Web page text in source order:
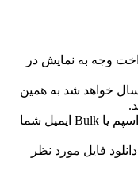
وجه به نمایش در
خواهد شد به همین
ممکن است ایمیل ارسالی به پوشه اسپم یا Bulk ایمیل شما
فایل مورد نظر